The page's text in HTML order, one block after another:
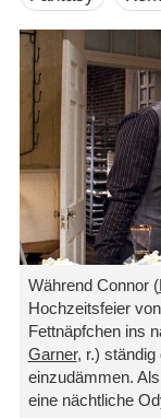
Während Connor (
Hochzeitsfeier
Fettnäpfchen ins
Garner, r.) ständig
einzudämmen.
eine nächtliche